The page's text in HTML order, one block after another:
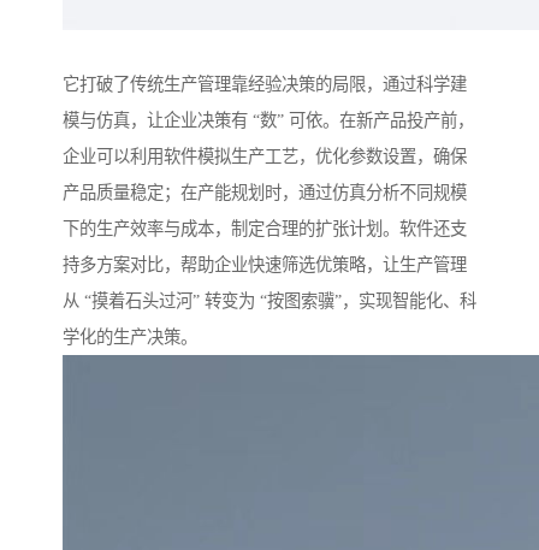
它打破了传统生产管理靠经验决策的局限，通过科学建
模与仿真，让企业决策有 “数” 可依。在新产品投产前，
企业可以利用软件模拟生产工艺，优化参数设置，确保
产品质量稳定；在产能规划时，通过仿真分析不同规模
下的生产效率与成本，制定合理的扩张计划。软件还支
持多方案对比，帮助企业快速筛选优策略，让生产管理
从 “摸着石头过河” 转变为 “按图索骥”，实现智能化、科
学化的生产决策。